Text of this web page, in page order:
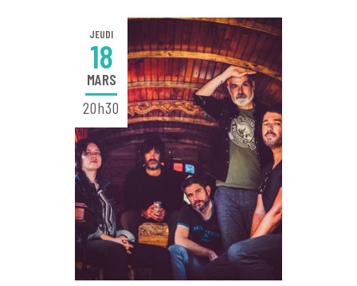
JEUDI
18
MARS
20h30